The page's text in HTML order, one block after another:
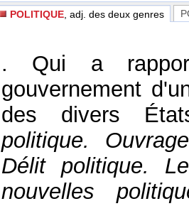
POLITIQUE , adj. des deux genres
. Qui a
gouvernement
des divers
politique.
Délit politique.
nouvelles